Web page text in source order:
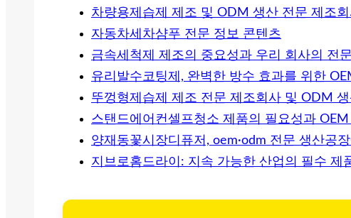
차량용제습제 제조 및 ODM 생산 전문 제조회
자동차세차샴푸 전문 정보 콘텐츠
금속세척제 제조의 중요성과 우리 회사의 전
유리발수코팅제, 완벽한 방수 효과를 위한
뚜껑형제습제 제조 전문 제조회사 및 ODM 생
스탠드에어컨셀프청소 제품의 필요성과
양재동꽃시장디퓨저, oem·odm 전문 생산공
지브로홈드라이: 지속 가능한 산업의 필수 제